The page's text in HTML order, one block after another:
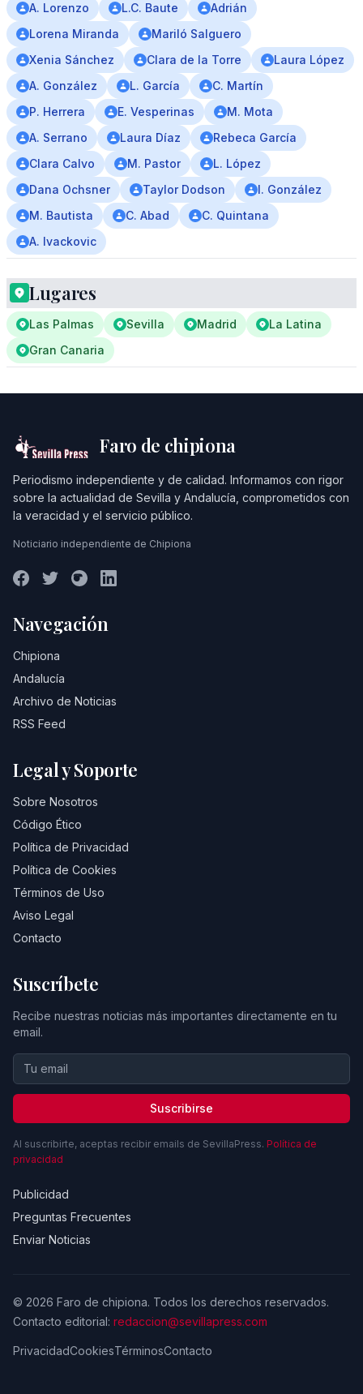
A. Lorenzo
L.C. Baute
Adrián
Lorena Miranda
Mariló Salguero
Xenia Sánchez
Clara de la Torre
Laura López
A. González
L. García
C. Martín
P. Herrera
E. Vesperinas
M. Mota
A. Serrano
Laura Díaz
Rebeca García
Clara Calvo
M. Pastor
L. López
Dana Ochsner
Taylor Dodson
I. González
M. Bautista
C. Abad
C. Quintana
A. Ivackovic
Lugares
Las Palmas Sevilla Madrid
La Latina
Gran Canaria
Faro de chipiona
Periodismo independiente y de calidad. Informamos con rigor
sobre la actualidad de Sevilla y Andalucía, comprometidos con
la veracidad y el servicio público.
Noticiario independiente de Chipiona
Navegación
Chipiona
Andalucía
Archivo de Noticias
RSS Feed
Legal y Soporte
Sobre Nosotros
Código Ético
Política de Privacidad
Política de Cookies
Términos de Uso
Aviso Legal
Contacto
Suscríbete
Recibe nuestras noticias más importantes directamente en tu
email.
Suscribirse
Al suscribirte, aceptas recibir emails de SevillaPress. Política de
privacidad
Publicidad
Preguntas Frecuentes
Enviar Noticias
© 2026 Faro de chipiona. Todos los derechos reservados.
Contacto editorial: redaccion@sevillapress.com
PrivacidadCookiesTérminosContacto